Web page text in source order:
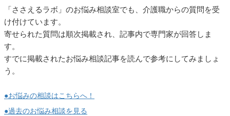
「ささえるラボ」のお悩み相談室でも、介護職からの質問を受
け付けています。
寄せられた質問は順次掲載され、記事内で専門家が回答しま
す。
すでに掲載されたお悩み相談記事を読んで参考にしてみましょ
う。
●お悩みの相談はこちらへ！
●過去のお悩み相談を見る